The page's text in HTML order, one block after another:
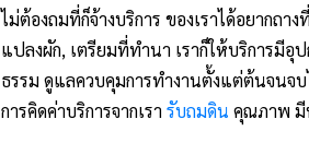
ไม่ต้องถมที่ก็จ้างบริการ ของเราได้อยากถ
แปลงผัก, เตรียมที่ทำนา เราก็ให้บริการมีอุ
ธรรม ดูแลควบคุมการทำงานตั้งแต่ต้นจนจ
การคิดค่าบริการจากเรา รับถมดิน คุณภาพ มี